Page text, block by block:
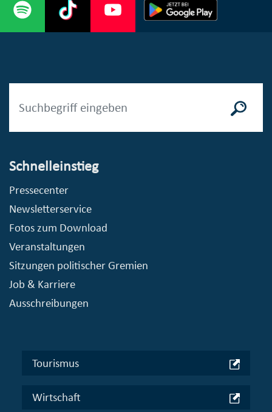
Schnelleinstieg
Pressecenter
Newsletterservice
Fotos zum Download
Veranstaltungen
Sitzungen politischer Gremien
Job & Karriere
Ausschreibungen
Tourismus
Wirtschaft